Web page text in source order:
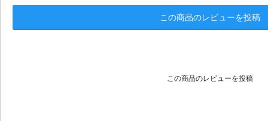
この商品のレビューを投稿
この商品のレビューを投稿